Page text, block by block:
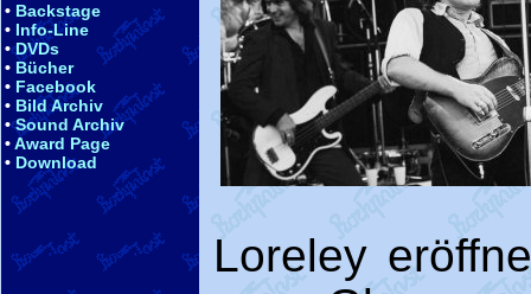
• Backstage
• Info-Line
•DVDs
• Bücher
• Facebook
• Bild Archiv
•Sound Archiv
•Award Page
• Download
Loreley